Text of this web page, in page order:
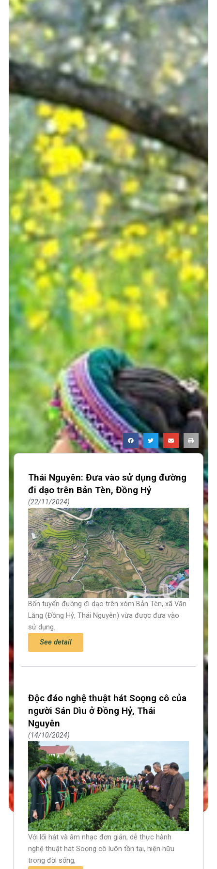
Thái Nguyên: Đưa vào sử dụng đường
đi dạo trên Bản Tèn, Đồng Hỷ
22/11/2024
Bốn tuyến đường đi dạo trên xóm Bản Tèn, xã Văn
Lăng (Đồng Hỷ, Thái Nguyên) vừa được đưa vào
sử dụng.
See detail
Độc đáo nghệ thuật hát Soọng cô của
người Sán Dìu ở Đồng Hỷ, Thái
Nguyên
14/10/2024
Với lối hát và âm nhạc đơn giản, dễ thực hành
nghệ thuật hát Soọng cô luôn tồn tại, hiện hữu
trong đời sống,